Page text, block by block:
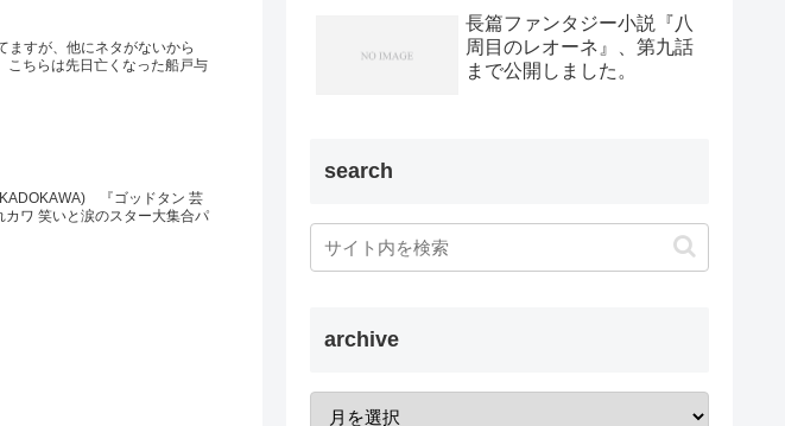
すが、他にネタがないから
ちらは先日亡くなった船戸与
『ゴッドタン 芸
ワ 笑いと涙のスター大集合パ
長篇ファンタジー小説『八
周目のレオーネ』、第九話
まで公開しました。
search
archive